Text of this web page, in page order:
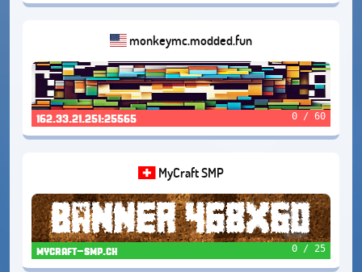
monkeymc.modded.fun
162.33.21.251:25565 0 / 60
MyCraft SMP
mycraft-smp.ch 0 / 25